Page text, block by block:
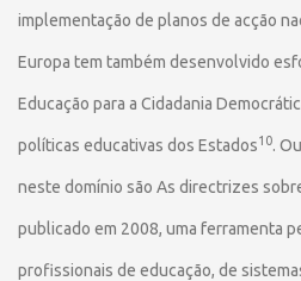
implementação de planos de acção
Europa tem também desenvolvido
Educação para a Cidadania
políticas educativas dos Estados10.
neste domínio são As directrizes
publicado em 2008, uma ferramenta
profissionais de educação, de